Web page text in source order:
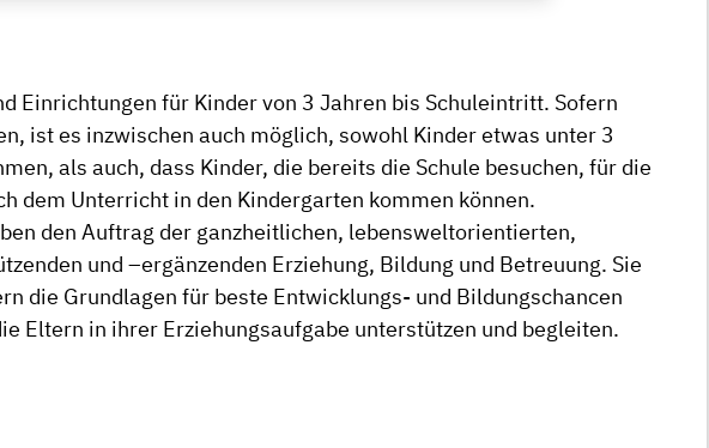
Einrichtungen für Kinder von 3 Jahren bis Schuleintritt. Sofern
ist es inzwischen auch möglich, sowohl Kinder etwas unter 3
als auch, dass Kinder, die bereits die Schule besuchen, für die
dem Unterricht in den Kindergarten kommen können.
den Auftrag der ganzheitlichen, lebensweltorientierten,
und –ergänzenden Erziehung, Bildung und Betreuung. Sie
die Grundlagen für beste Entwicklungs- und Bildungschancen
Eltern in ihrer Erziehungsaufgabe unterstützen und begleiten.